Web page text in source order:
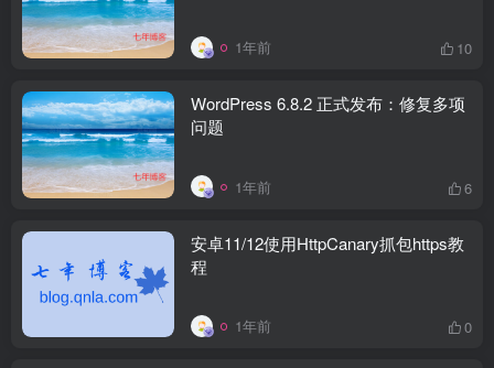
1年前 10
WordPress 6.8.2 正式发布：修复多项
问题
1年前 6
安卓11/12使用HttpCanary抓包https教
程
1年前 0